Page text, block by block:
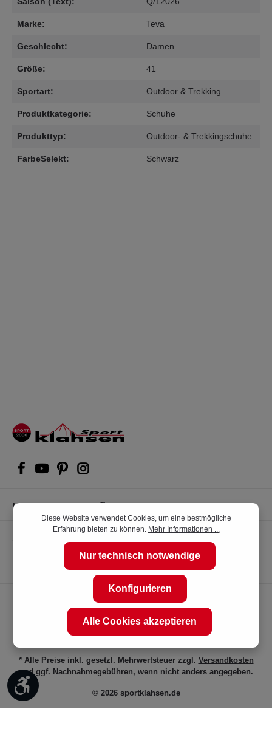
Marke: Teva
Geschlecht: Damen
Größe: 41
Sportart: Outdoor & Trekking
Produktkategorie: Schuhe
Produkttyp: Outdoor- & Trekkingschuhe
FarbeSelekt: Schwarz
Kompetente Kaufberatung
Shop Service
Informationen
© 2026 sportklahsen.de
* Alle Preise inkl. gesetzl. Mehrwertsteuer zzgl. Versandkosten
und ggf. Nachnahmegebühren, wenn nicht anders angegeben.
Werkzeugleiste anzeigen
Diese Website verwendet Cookies, um eine bestmögliche
Erfahrung bieten zu können. Mehr Informationen ...
Nur technisch notwendige
Konfigurieren
Alle Cookies akzeptieren